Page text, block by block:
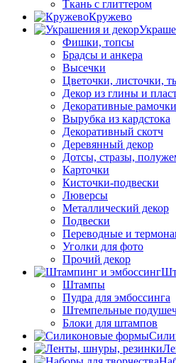
Ткань с глиттером
Кружево
Фишки, топсы
Брадсы и анкера
Высечки
Цветочки, листочки,
Декор из глины и
Декоративные рамочки
Вырубка из кардстока
Декоративный скотч
Деревянный декор
Дотсы, стразы,
Карточки
Кисточки-подвески
Люверсы
Металлический декор
Подвески
Переводные и
Уголки для фото
Прочий декор
Штампы
Пудра для эмбоссинга
Штемпельные
Блоки для штампов